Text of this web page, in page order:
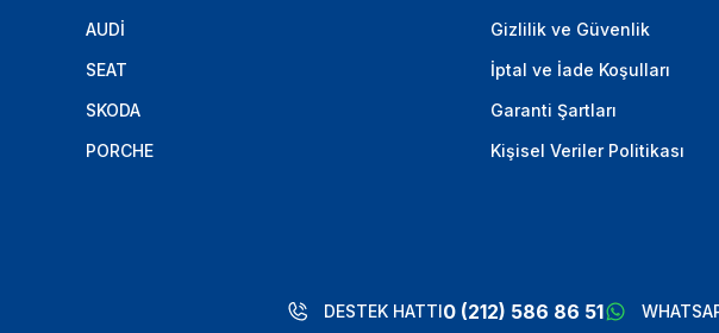
AUDİ
SEAT
SKODA
PORCHE
Gizlilik ve Güvenlik
İptal ve İade Koşulları
Garanti Şartları
Kişisel Veriler Politikası
DESTEK HATTI0 (212) 586 86 51